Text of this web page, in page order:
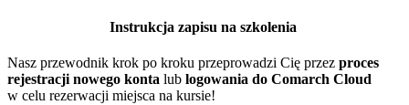
Instrukcja zapisu na szkolenia
Nasz przewodnik krok po kroku przeprowadzi Cię przez proces
rejestracji nowego konta lub logowania do Comarch Cloud
w celu rezerwacji miejsca na kursie!